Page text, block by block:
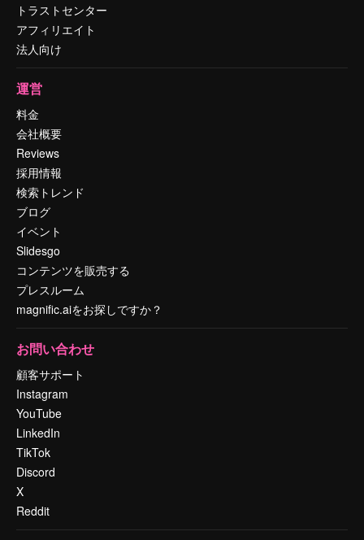
トラストセンター
アフィリエイト
法人向け
運営
料金
会社概要
Reviews
採用情報
検索トレンド
ブログ
イベント
Slidesgo
コンテンツを販売する
プレスルーム
magnific.aiをお探しですか？
お問い合わせ
顧客サポート
Instagram
YouTube
LinkedIn
TikTok
Discord
X
Reddit